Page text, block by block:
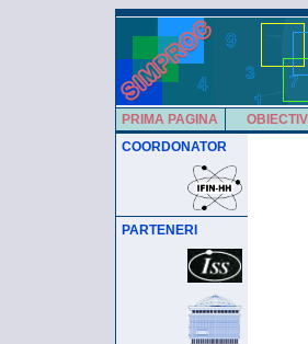
PRIMA PAGINA
COORDONATOR
PARTENERI